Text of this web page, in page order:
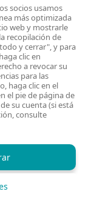
Cookies
socios usamos
más optimizada
web y mostrarle
recopilación de
y cerrar", y para
clic en
a revocar su
para las
haga clic en el
el pie de página de
su cuenta (si está
consulte